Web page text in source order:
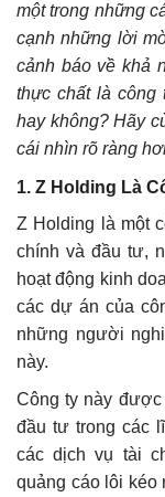
một trong những
cạnh những lời
cảnh báo về khả
thực chất là công
hay không? Hãy
cái nhìn rõ ràng
1. Z Holding Là
Z Holding là một
chính và đầu tư,
hoạt động kinh
các dự án của
những người
này.
Công ty này
đầu tư trong các
các dịch vụ tài
quảng cáo lôi kéo